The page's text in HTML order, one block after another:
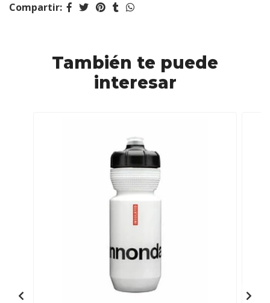
Compartir:
También te puede
interesar